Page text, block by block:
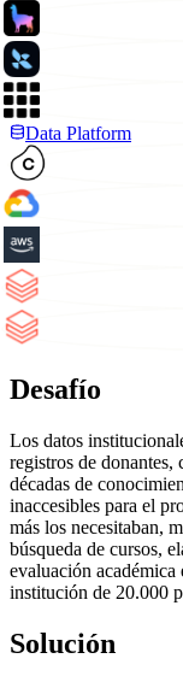
Data Platform
Desafío
Los datos
registros de donantes,
décadas de
inaccesibles para el
más los necesitaban,
búsqueda de cursos,
evaluación académica
institución de 20.000
Solución